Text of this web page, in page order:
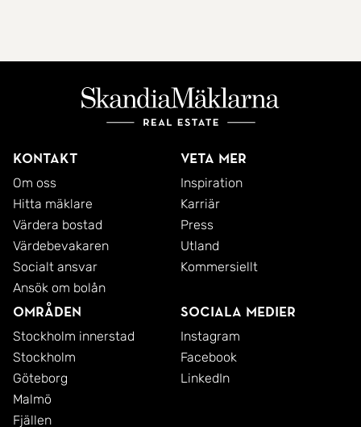
Kontakt
Om oss
Hitta mäklare
Värdera bostad
Värdebevakaren
Socialt ansvar
Ansök om bolån
Veta mer
Inspiration
Karriär
Press
Utland
Kommersiellt
Områden
Stockholm innerstad
Stockholm
Göteborg
Malmö
Fjällen
Sociala medier
Instagram
Facebook
LinkedIn